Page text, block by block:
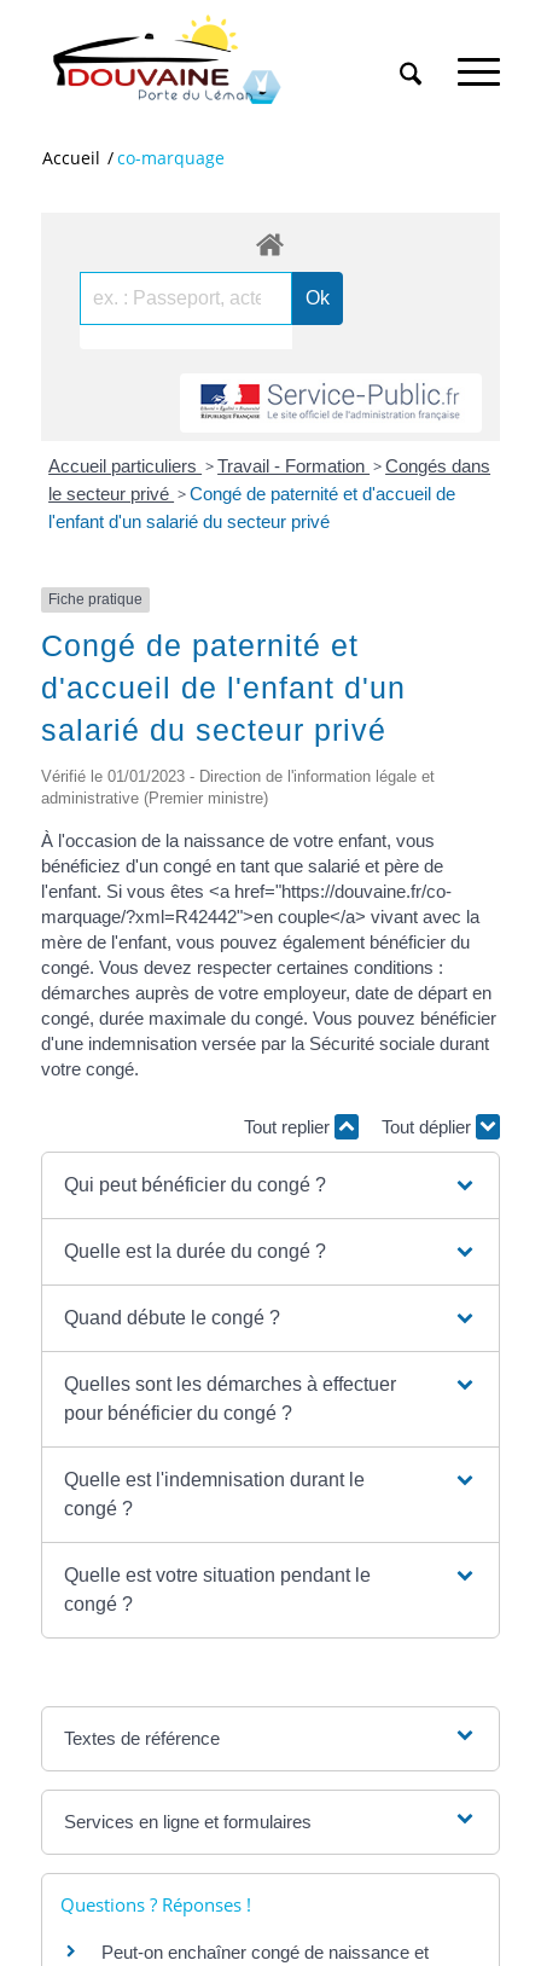
Accueil /co-marquage
Accueil particuliers >Travail - Formation >Congés dans
le secteur privé >Congé de paternité et d'accueil de
l'enfant d'un salarié du secteur privé
Fiche pratique
Congé de paternité et
d'accueil de l'enfant d'un
salarié du secteur privé
Vérifié le 01/01/2023 - Direction de l'information légale et
administrative (Premier ministre)
À l'occasion de la naissance de votre enfant, vous
bénéficiez d'un congé en tant que salarié et père de
l'enfant. Si vous êtes <a href="https://douvaine.fr/co-
marquage/?xml=R42442">en couple</a> vivant avec la
mère de l'enfant, vous pouvez également bénéficier du
congé. Vous devez respecter certaines conditions :
démarches auprès de votre employeur, date de départ en
congé, durée maximale du congé. Vous pouvez bénéficier
d'une indemnisation versée par la Sécurité sociale durant
votre congé.
Tout replier Tout déplier
Qui peut bénéficier du congé ?
Quelle est la durée du congé ?
Quand débute le congé ?
Quelles sont les démarches à effectuer
pour bénéficier du congé ?
Quelle est l'indemnisation durant le
congé ?
Quelle est votre situation pendant le
congé ?
Textes de référence
Services en ligne et formulaires
Questions ? Réponses !
Peut-on enchaîner congé de naissance et